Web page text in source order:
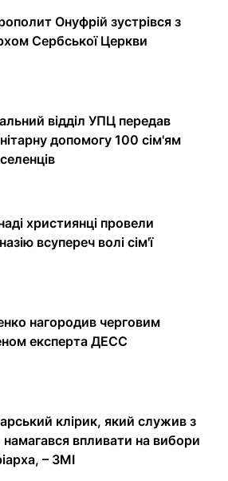
Онуфрій зустрівся з
Сербської Церкви
відділ УПЦ передав
допомогу 100 сім'ям
християнці провели
всупереч волі сім'ї
нагородив черговим
експерта ДЕСС
клірик, який служив з
впливати на вибори
– ЗМІ